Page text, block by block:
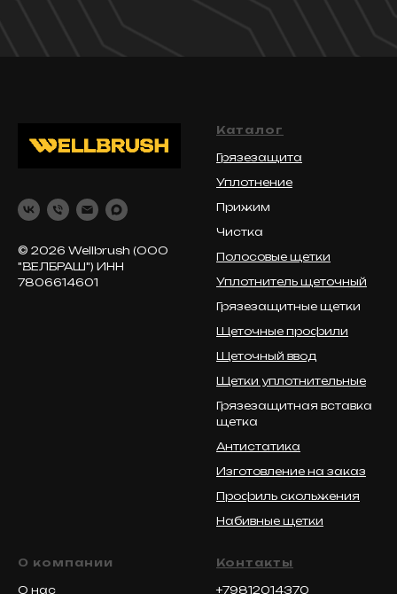
© 2026 Wellbrush (ООО
"ВЕЛБРАШ") ИНН
7806614601
Каталог
Грязезащита
Уплотнение
Прижим
Чистка
Полосовые щетки
Уплотнитель щеточный
Грязезащитные щетки
Щеточные профили
Щеточный ввод
Щетки уплотнительные
Грязезащитная вставка
щетка
Антистатика
Изготовление на заказ
Профиль скольжения
Набивные щетки
О компании
О нас
Контакты
+79812014370